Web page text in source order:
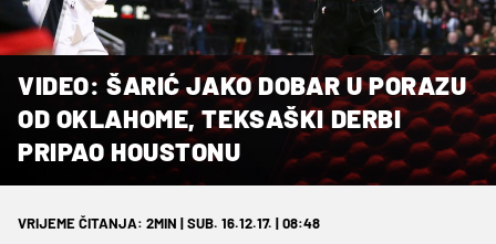
VIDEO: ŠARIĆ JAKO DOBAR U PORAZU
OD OKLAHOME, TEKSAŠKI DERBI
PRIPAO HOUSTONU
VRIJEME ČITANJA: 2MIN | SUB. 16.12.17. | 08:48